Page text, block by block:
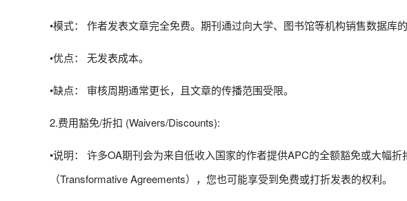
•模式： 作者发表文章完全免费。期刊通过向大学、图书馆等机构销售数据库
•优点： 无发表成本。
•缺点： 审核周期通常更长，且文章的传播范围受限。
2.费用豁免/折扣 (Waivers/Discounts):
•说明： 许多OA期刊会为来自低收入国家的作者提供APC的全额豁免或大幅
（Transformative Agreements），您也可能享受到免费或打折发表的权利。